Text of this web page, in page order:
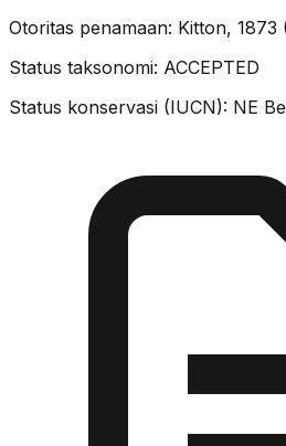
Otoritas penamaan: Kitton, 1873
Status taksonomi: ACCEPTED
Status konservasi (IUCN): NE